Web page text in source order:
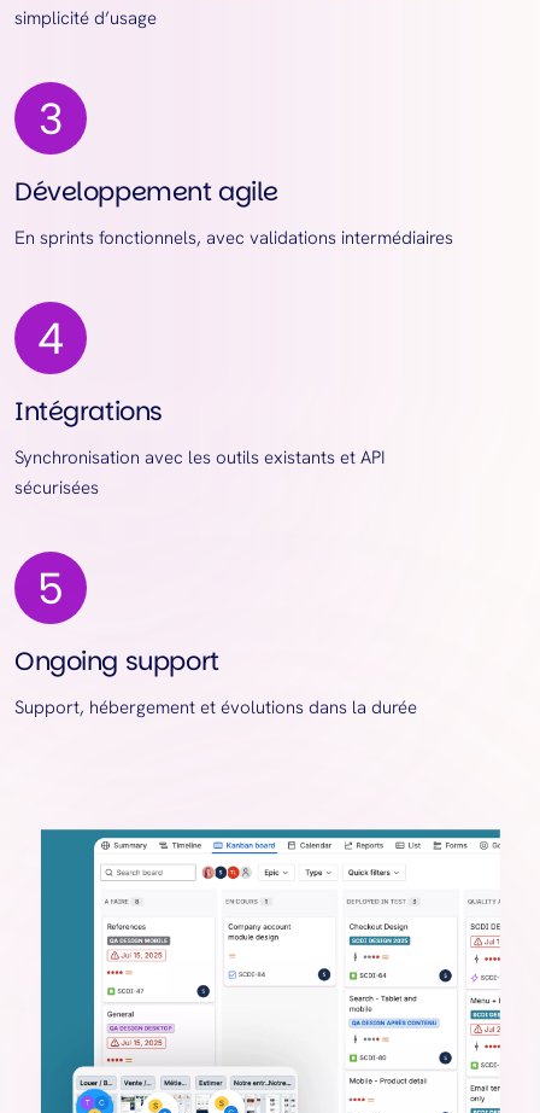
simplicité d’usage
Développement agile
En sprints fonctionnels, avec validations intermédiaires
Intégrations
Synchronisation avec les outils existants et API
sécurisées
Ongoing support
Support, hébergement et évolutions dans la durée